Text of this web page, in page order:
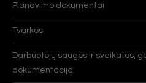
Planavimo dokumentai
Tvarkos
Darbuotojų saugos ir sveikatos,
dokumentacija